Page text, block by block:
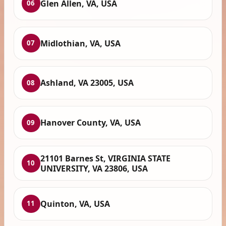
06 Glen Allen, VA, USA
07 Midlothian, VA, USA
08 Ashland, VA 23005, USA
09 Hanover County, VA, USA
10
21101 Barnes St, VIRGINIA STATE
UNIVERSITY, VA 23806, USA
11 Quinton, VA, USA